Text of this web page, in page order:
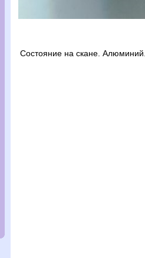
Состояние на скане.